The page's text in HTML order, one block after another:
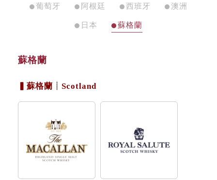
葡萄牙 阿根廷 西班牙 澳洲
日本 蘇格蘭
蘇格蘭
▍蘇格蘭┊Scotland